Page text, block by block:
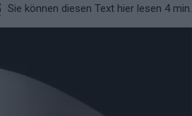
Sie können diesen Text hier lesen 4 min.